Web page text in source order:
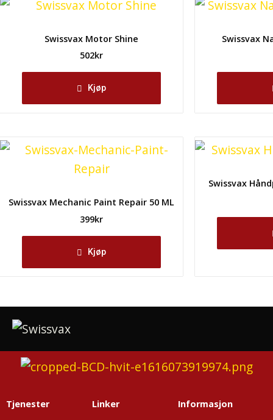
Swissvax Motor Shine
502kr
Kjøp
Swissvax
Swissvax Mechanic Paint Repair 50 ML
399kr
Kjøp
Swissvax
Tjenester Linker Informasjon